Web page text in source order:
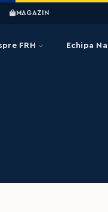
MAGAZIN
FRH Echipa